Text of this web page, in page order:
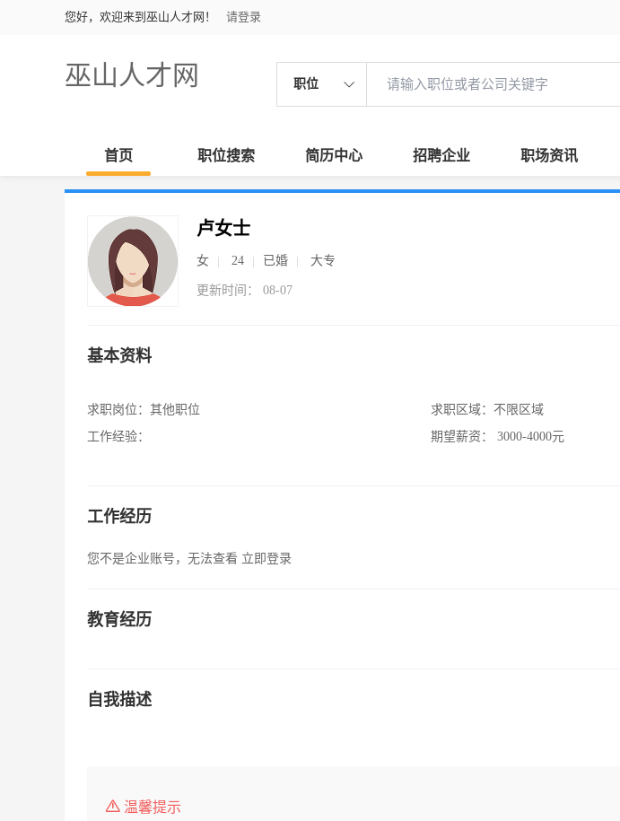
您好，欢迎来到巫山人才网！ 请登录
巫山人才网 职位
首页 职位搜索 简历中心 招聘企业 职场资讯
卢女士
女 24 已婚 大专
更新时间： 08-07
基本资料
求职岗位： 其他职位
工作经验：
求职区域： 不限区域
期望薪资：
3000-4000元
工作经历
您不是企业账号，无法查看 立即登录
教育经历
自我描述
温馨提示